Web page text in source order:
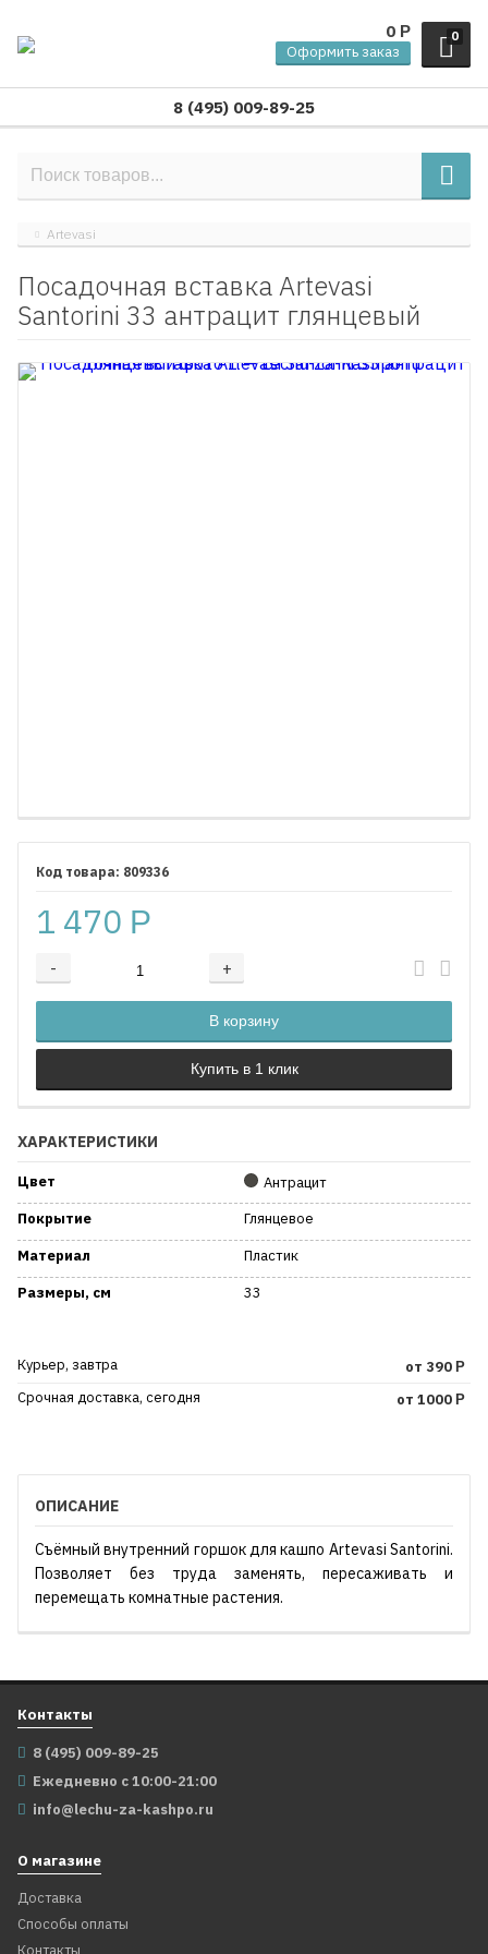
0
0 Р
Оформить заказ
8 (495) 009-89-25
Artevasi
Посадочная вставка Artevasi
Santorini 33 антрацит глянцевый
809336
1 470 Р
- +
Добавляется...
В корзину
Добавлен
ХАРАКТЕРИСТИКИ
Цвет
Антрацит
Покрытие
Глянцевое
Материал
Пластик
Размеры, см
33
Курьер, завтра от 390 Р
Срочная доставка, сегодня от 1000 Р
ОПИСАНИЕ
Съёмный внутренний горшок для кашпо Artevasi Santorini.
Позволяет без труда заменять, пересаживать и
перемещать комнатные растения.
Контакты
8 (495) 009-89-25
Ежедневно с 10:00-21:00
info@lechu-za-kashpo.ru
О магазине
Доставка
Способы оплаты
Контакты